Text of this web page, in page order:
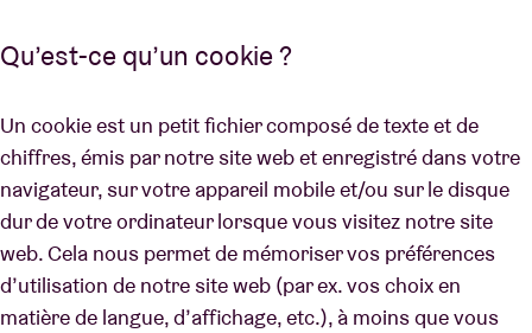
À propos de l'AB
Contact
Qu’est-ce qu’un cookie ?
Un cookie est un petit fichier composé de texte et de
chiffres, émis par notre site web et enregistré dans votre
navigateur, sur votre appareil mobile et/ou sur le disque
dur de votre ordinateur lorsque vous visitez notre site
web. Cela nous permet de mémoriser vos préférences
d’utilisation de notre site web (par ex. vos choix en
matière de langue, d’affichage, etc.), à moins que vous